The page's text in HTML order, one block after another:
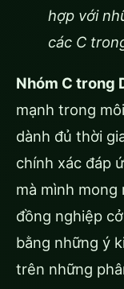
hợp với
các C
Nhóm C trong
mạnh trong
dành đủ thời
chính xác đáp
mà mình
đồng nghiệp
bằng những ý
trên những